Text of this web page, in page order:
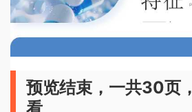
预览结束，一共30页
看